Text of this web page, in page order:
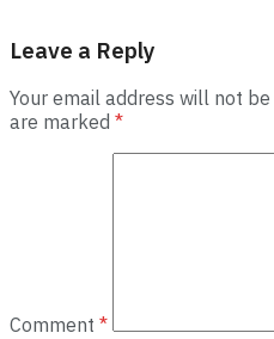
Leave a Reply
Your email address will not
are marked *
Comment *